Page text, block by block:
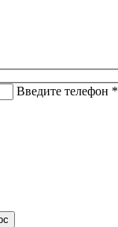
Введите телефон *